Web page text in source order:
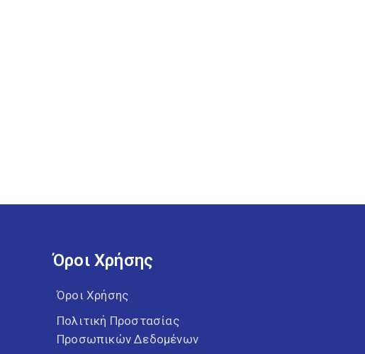
Όροι Χρήσης
Όροι Χρήσης
Πολιτική Προστασίας
Προσωπικών Δεδομένων